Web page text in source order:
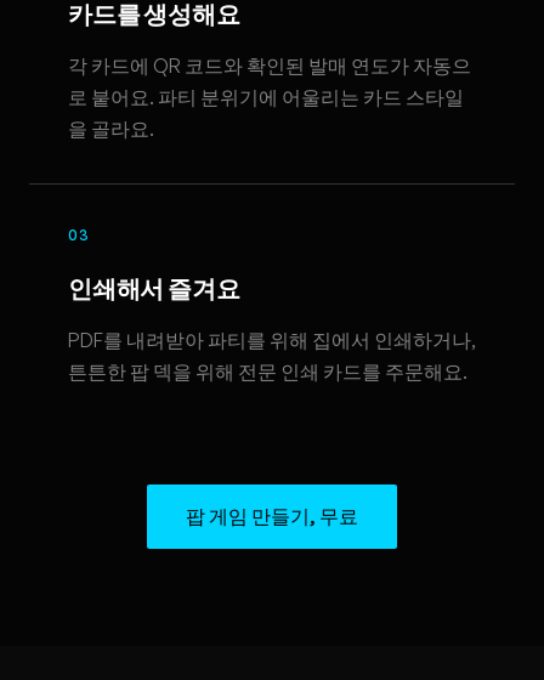
카드를 생성해요
각 카드에 QR 코드와 확인된 발매 연도가 자동으
로 붙어요. 파티 분위기에 어울리는 카드 스타일
을 골라요.
03
인쇄해서 즐겨요
PDF를 내려받아 파티를 위해 집에서 인쇄하거나,
튼튼한 팝 덱을 위해 전문 인쇄 카드를 주문해요.
팝 게임 만들기, 무료